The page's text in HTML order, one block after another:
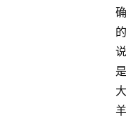
确
的
说
是
大
羊